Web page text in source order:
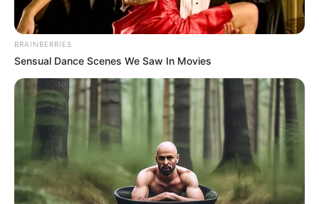
BRAINBERRIES
Sensual Dance Scenes We Saw In Movies